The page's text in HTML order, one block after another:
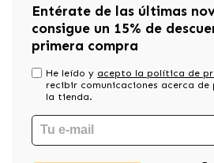
Entérate de las últimas
consigue un 15% de
primera compra
He leído y acepto la política de
recibir comunicaciones acerca
la tienda.